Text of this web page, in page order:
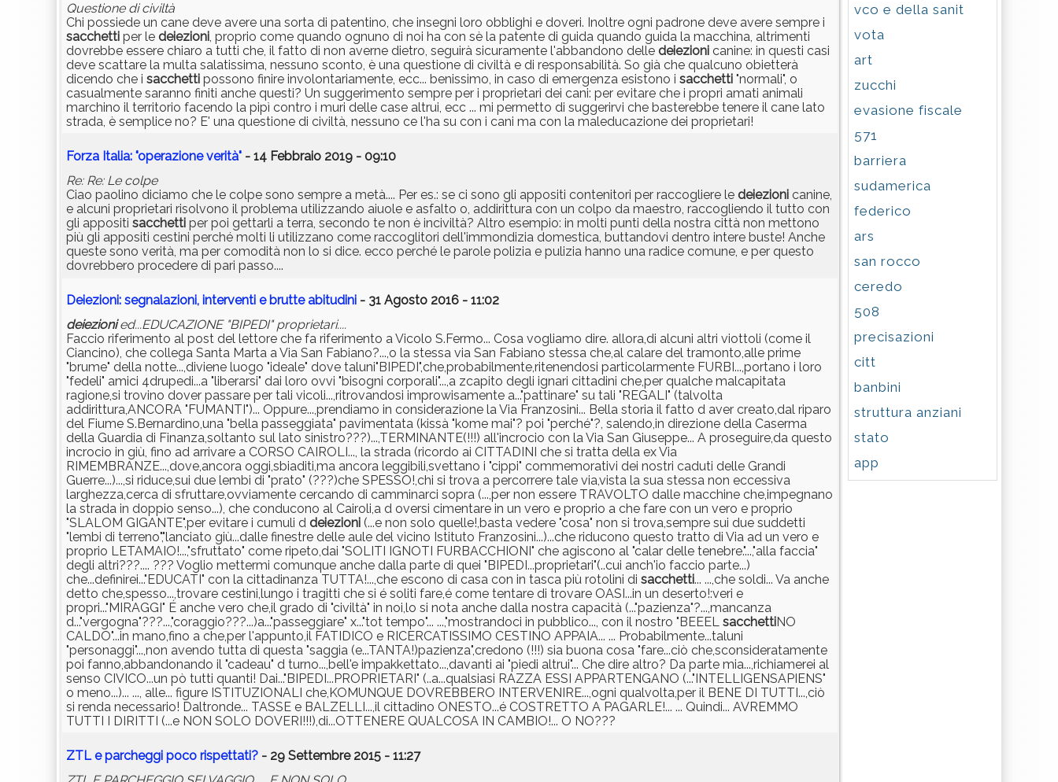
Questione di civiltà
Chi possiede un cane deve avere una sorta di patentino, che insegni loro obblighi e doveri. Inoltre ogni padrone deve avere sempre i
sacchetti per le deiezioni, proprio come quando ognuno di noi ha con sè la patente di guida quando guida la macchina, altrimenti
dovrebbe essere chiaro a tutti che, il fatto di non averne dietro, seguirà sicuramente l'abbandono delle deiezioni canine: in questi casi
deve scattare la multa salatissima, nessuno sconto, è una questione di civiltà e di responsabilità. So già che qualcuno obietterà
dicendo che i sacchetti possono finire involontariamente, ecc... benissimo, in caso di emergenza esistono i sacchetti "normali", o
casualmente saranno finiti anche questi? Un suggerimento sempre per i proprietari dei cani: per evitare che i propri amati animali
marchino il territorio facendo la pipì contro i muri delle case altrui, ecc ... mi permetto di suggerirvi che basterebbe tenere il cane lato
strada, è semplice no? E' una questione di civiltà, nessuno ce l'ha su con i cani ma con la maleducazione dei proprietari!
Forza Italia: "operazione verità" - 14 Febbraio 2019 - 09:10
Re: Re: Le colpe
Ciao paolino diciamo che le colpe sono sempre a metà.... Per es.: se ci sono gli appositi contenitori per raccogliere le deiezioni canine,
e alcuni proprietari risolvono il problema utilizzando aiuole e asfalto o, addirittura con un colpo da maestro, raccogliendo il tutto con
gli appositi sacchetti per poi gettarli a terra, secondo te non è inciviltà? Altro esempio: in molti punti della nostra città non mettono
più gli appositi cestini perché molti li utilizzano come raccoglitori dell'immondizia domestica, buttandovi dentro intere buste! Anche
queste sono verità, ma per comodità non lo si dice. ecco perché le parole polizia e pulizia hanno una radice comune, e per questo
dovrebbero procedere di pari passo....
Deiezioni: segnalazioni, interventi e brutte abitudini - 31 Agosto 2016 - 11:02
deiezionied...EDUCAZIONE "BIPEDI" proprietari....
Faccio riferimento al post del lettore che fa riferimento a Vicolo S.Fermo... Cosa vogliamo dire. allora,di alcuni altri viottoli (come il
Ciancino), che collega Santa Marta a Via San Fabiano?...,o la stessa via San Fabiano stessa che,al calare del tramonto,alle prime
"brume" della notte...,diviene luogo "ideale" dove taluni"BIPEDI",che,probabilmente,ritenendosi particolarmente FURBI...,portano i loro
"fedeli" amici 4drupedi...a "liberarsi" dai loro ovvi "bisogni corporali"...,a zcapito degli ignari cittadini che,per qualche malcapitata
ragione,si trovino dover passare per tali vicoli...,ritrovandosi improwisamente a..."pattinare" su tali "REGALI" (talvolta
addirittura,ANCORA "FUMANTI")... Oppure...,prendiamo in considerazione la Via Franzosini... Bella storia il fatto d aver creato,dal riparo
del Fiume S.Bernardino,una "bella passeggiata" pavimentata (kissà "kome mai"? poi "perché"?, salendo,in direzione della Caserma
della Guardia di Finanza,soltanto sul lato sinistro???)...,TERMINANTE(!!!) all'incrocio con la Via San Giuseppe... A proseguire,da questo
incrocio in giù, fino ad arrivare a CORSO CAIROLI..., la strada (ricordo ai CITTADINI che si tratta della ex Via
RIMEMBRANZE...,dove,ancora oggi,sbiaditi,ma ancora leggibili,svettano i "cippi" commemorativi dei nostri caduti delle Grandi
Guerre...)...,si riduce,sui due lembi di "prato" (???)che SPESSO!,chi si trova a percorrere tale via,vista la sua stessa non eccessiva
larghezza,cerca di sfruttare,ovviamente cercando di camminarci sopra (...,per non essere TRAVOLTO dalle macchine che,impegnano
la strada in doppio senso...), che conducono al Cairoli,a d oversi cimentare in un vero e proprio a che fare con un vero e proprio
"SLALOM GIGANTE",per evitare i cumuli d deiezioni (...e non solo quelle!,basta vedere "cosa" non si trova,sempre sui due suddetti
"lembi di terreno","lanciato giù...dalle finestre delle aule del vicino Istituto Franzosini...)...che riducono questo tratto di Via ad un vero e
proprio LETAMAIO!...,"sfruttato" come ripeto,dai "SOLITI IGNOTI FURBACCHIONI" che agiscono al "calar delle tenebre."...,"alla faccia"
degli altri???.... ??? Voglio mettermi comunque anche dalla parte di quei "BIPEDI...proprietari"(..cui anch'io faccio parte...)
che...definirei..."EDUCATI" con la cittadinanza TUTTA!...,che escono di casa con in tasca più rotolini di sacchetti... ...,che soldi... Va anche
detto che,spesso...,trovare cestini,lungo i tragitti che si é soliti fare,é come tentare di trovare OASI...in un deserto!:veri e
propri..."MIRAGGI" É anche vero che,il grado di "civiltà" in noi,lo si nota anche dalla nostra capacità (..."pazienza"?...,mancanza
d..."vergogna"???...,"coraggio???...)a..."passeggiare" x..."tot tempo"... ...,"mostrandoci in pubblico..., con il nostro "BEEEL sacchettiNO
CALDO"...in mano,fino a che,per l'appunto,il FATIDICO e RICERCATISSIMO CESTINO APPAIA... ... Probabilmente...taluni
"personaggi"...,non avendo tutta di questa "saggia (e...TANTA!)pazienza",credono (!!!) sia buona cosa "fare...ciò che,sconsideratamente
poi fanno,abbandonando il "cadeau" d turno...,bell'e impakkettato...,davanti ai "piedi altrui"... Che dire altro? Da parte mia...,richiamerei al
senso CIVICO...un pò tutti quanti! Dai..."BIPEDI...PROPRIETARI" (..a...qualsiasi RAZZA ESSI APPARTENGANO (..."INTELLIGENSAPIENS"
o meno...)... ..., alle... figure ISTITUZIONALI che,KOMUNQUE DOVREBBERO INTERVENIRE...,ogni qualvolta,per il BENE DI TUTTI...,ciò
si renda necessario! Daltronde... TASSE e BALZELLI...,il cittadino ONESTO...é COSTRETTO A PAGARLE!... ... Quindi... AVREMMO
TUTTI I DIRITTI (...e NON SOLO DOVERI!!!),di...OTTENERE QUALCOSA IN CAMBIO!... O NO???
ZTL e parcheggi poco rispettati? - 29 Settembre 2015 - 11:27
vco e della sanit
vota
art
zucchi
evasione fiscale
571
barriera
sudamerica
federico
ars
san rocco
ceredo
508
precisazioni
citt
banbini
struttura anziani
stato
app